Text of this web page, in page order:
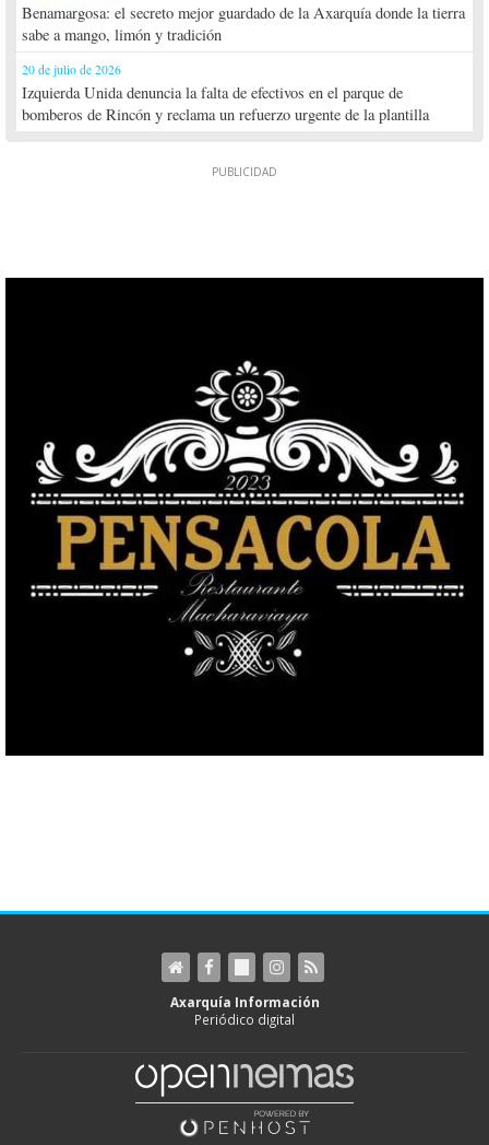
Benamargosa: el secreto mejor guardado de la Axarquía donde la tierra
sabe a mango, limón y tradición
20 de julio de 2026
Izquierda Unida denuncia la falta de efectivos en el parque de
bomberos de Rincón y reclama un refuerzo urgente de la plantilla
Axarquía Información
Periódico digital